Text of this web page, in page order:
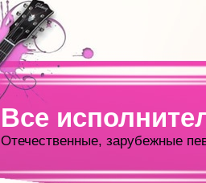
Все
Отечественные, зарубежные